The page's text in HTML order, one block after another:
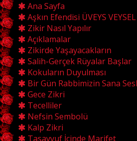
Ana Sayfa
Aşkın Efendisi ÜVEYS
Zikir Nasıl Yapılır
Açıklamalar
Zikirde Yaşayacakların
Salih-Gerçek Rüyalar Başlar
Kokuların Duyulması
Bir Gün Rabbimizin Sana
Gece Zikri
Tecelliler
Nefsin Sembolü
Kalp Zikri
Tasavvuf İçinde Marifet